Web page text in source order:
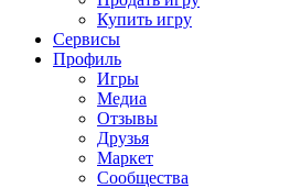
Купить игру
Сервисы
Профиль
Игры
Медиа
Отзывы
Друзья
Маркет
Сообщества